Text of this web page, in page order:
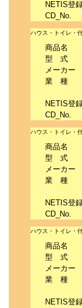
NETIS登
CD_No.
ハウス・トイレ・
商品名
型 式
メーカー
業 種
NETIS登
CD_No.
ハウス・トイレ・
商品名
型 式
メーカー
業 種
NETIS登
CD_No.
ハウス・トイレ・
商品名
型 式
メーカー
業 種
NETIS登